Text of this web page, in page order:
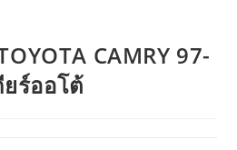
CAMRY 97-
ยร์ออโต้